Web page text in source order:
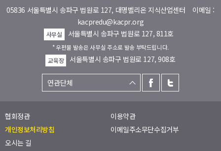
05836 서울특별시 송파구 법원로 127, 대명벨리온 지식산업센터 이메일 :
kacpredu@kacpr.org
사무실 서울특별시 송파구 법원로 127, 811호
* 우편물 발송은 사무실 주소로 발송 부탁드립니다.
교육장
서울특별시 송파구 법원로 127, 908호
협회정관
이용약관
개인정보처리방침
이메일주소무단수집거부
오시는 길